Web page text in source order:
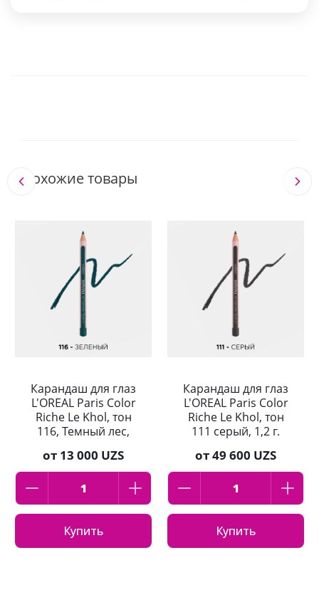
Похожие товары
Карандаш для глаз
L'OREAL Paris Color
Riche Le Khol, тон
116, Темный лес,
от 13 000 UZS
Купить
Карандаш для глаз
L'OREAL Paris Color
Riche Le Khol, тон
111 серый, 1,2 г.
от49 600 UZS
Купить